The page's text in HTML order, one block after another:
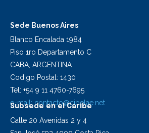
Sede Buenos Aires
Blanco Encalada 1984
Piso 1ro Departamento C
CABA, ARGENTINA
Codigo Postal: 1430
Tel: +54 9 11 4760-7695
e-mail: contacto@cibelae.net
Subsede en el Caribe
Calle 20 Avenidas 2 y 4